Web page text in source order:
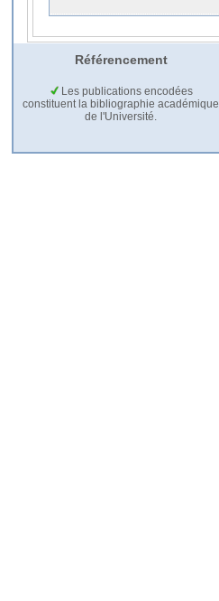
Référencement
Les publications encodées
constituent la bibliographie académique
de l'Université.